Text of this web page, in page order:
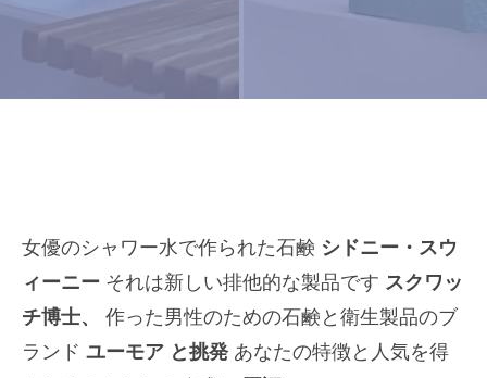
女優のシャワー水で作られた石鹸 シドニー・スウ
ィーニー それは新しい排他的な製品です スクワッ
チ博士、
作った男性のための石鹸と衛生製品のブ
ランド ユーモア と挑発 あなたの特徴と人気を得